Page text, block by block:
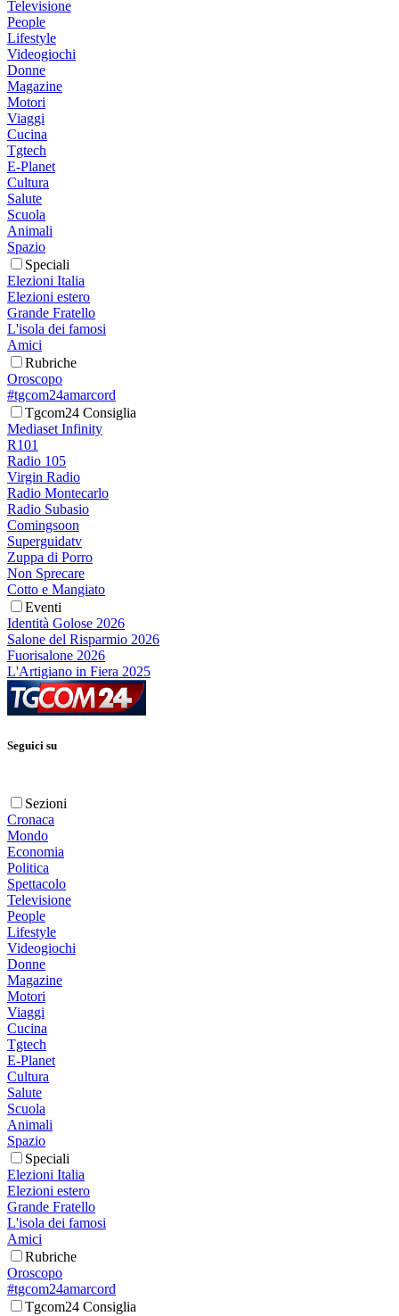
Televisione
People
Lifestyle
Videogiochi
Donne
Magazine
Motori
Viaggi
Cucina
Tgtech
E-Planet
Cultura
Salute
Scuola
Animali
Spazio
Speciali
Elezioni Italia
Elezioni estero
Grande Fratello
L'isola dei famosi
Amici
Rubriche
Oroscopo
#tgcom24amarcord
Tgcom24 Consiglia
Mediaset Infinity
R101
Radio 105
Virgin Radio
Radio Montecarlo
Radio Subasio
Comingsoon
Superguidatv
Zuppa di Porro
Non Sprecare
Cotto e Mangiato
Eventi
Identità Golose 2026
Salone del Risparmio 2026
Fuorisalone 2026
L'Artigiano in Fiera 2025
Seguici su
Sezioni
Cronaca
Mondo
Economia
Politica
Spettacolo
Televisione
People
Lifestyle
Videogiochi
Donne
Magazine
Motori
Viaggi
Cucina
Tgtech
E-Planet
Cultura
Salute
Scuola
Animali
Spazio
Speciali
Elezioni Italia
Elezioni estero
Grande Fratello
L'isola dei famosi
Amici
Rubriche
Oroscopo
#tgcom24amarcord
Tgcom24 Consiglia